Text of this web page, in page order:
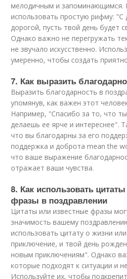
мелодичным и запоминающимся.
использовать простую рифму: "С
дорогой, пусть твой день будет
Однако важно не перегружать
не звучало искусственно.
умеренно, чтобы создать
7. Как выразить
Выразить благодарность в
упомянув, как важен этот
Например, "Спасибо за то, что
делаешь ее ярче и интереснее".
что вы благодарны за его
поддержка и доброта mean the
что ваше выражение
отражает ваши чувства.
8. Как использовать
фразы в поздравлении
Цитаты или известные фразы
значимость вашему
использовать цитату о жизни
приключение, и твой день
новым приключениям". Однако
которые подходят к ситуации и
Используйте их, чтобы